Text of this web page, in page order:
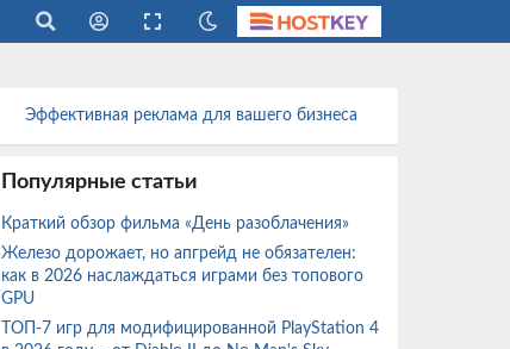
Эффективная реклама для вашего бизнеса
Популярные статьи
Краткий обзор фильма «День разоблачения»
Железо дорожает, но апгрейд не обязателен:
как в 2026 наслаждаться играми без топового
GPU
ТОП-7 игр для модифицированной PlayStation 4